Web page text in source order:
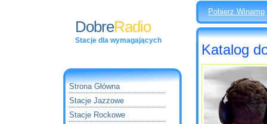
DobreRadio
Stacje dla wymagających
Pobierz Winamp
Strona Główna
Stacje Jazzowe
Stacje Rockowe
Katalog